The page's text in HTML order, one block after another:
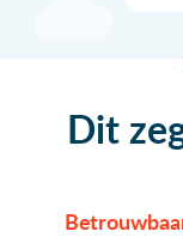
Dit